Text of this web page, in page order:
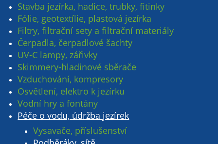
Stavba jezírka, hadice, trubky, fitinky
Fólie, geotextílie, plastová jezírka
Filtry, filtrační sety a filtrační materiály
Čerpadla, čerpadlové šachty
UV-C lampy, zářivky
Skimmery-hladinové sběrače
Vzduchování, kompresory
Osvětlení, elektro k jezírku
Vodní hry a fontány
Péče o vodu, údržba jezírek
Vysavače, příslušenství